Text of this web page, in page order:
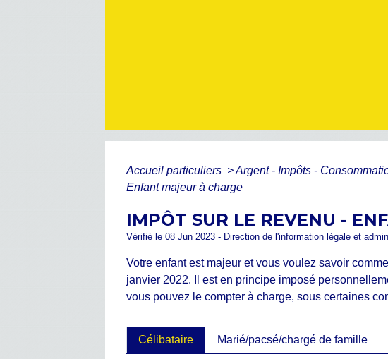
Accueil particuliers > Argent - Impôts -
Enfant majeur à charge
IMPÔT SUR LE REVENU -
Vérifié le 08 Jun 2023 - Direction de l'information légale et
Votre enfant est majeur et vous voulez savoir
janvier 2022. Il est en principe imposé
vous pouvez le compter à charge, sous certaines
Célibataire Marié/pacsé/chargé de famille